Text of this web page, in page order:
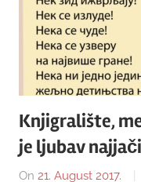
Knjigralište,
je ljubav
On 21. August 2017.